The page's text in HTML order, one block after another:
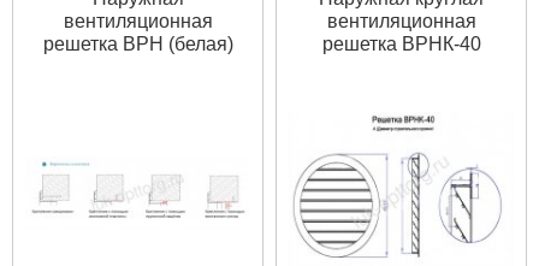
вентиляционная
решетка ВРН (белая)
вентиляционная
решетка ВРНК-40